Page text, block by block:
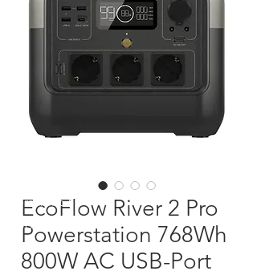
EcoFlow River 2 Pro
Powerstation 768Wh
800W AC USB-Port
Überschrift 1
Überschrift 1